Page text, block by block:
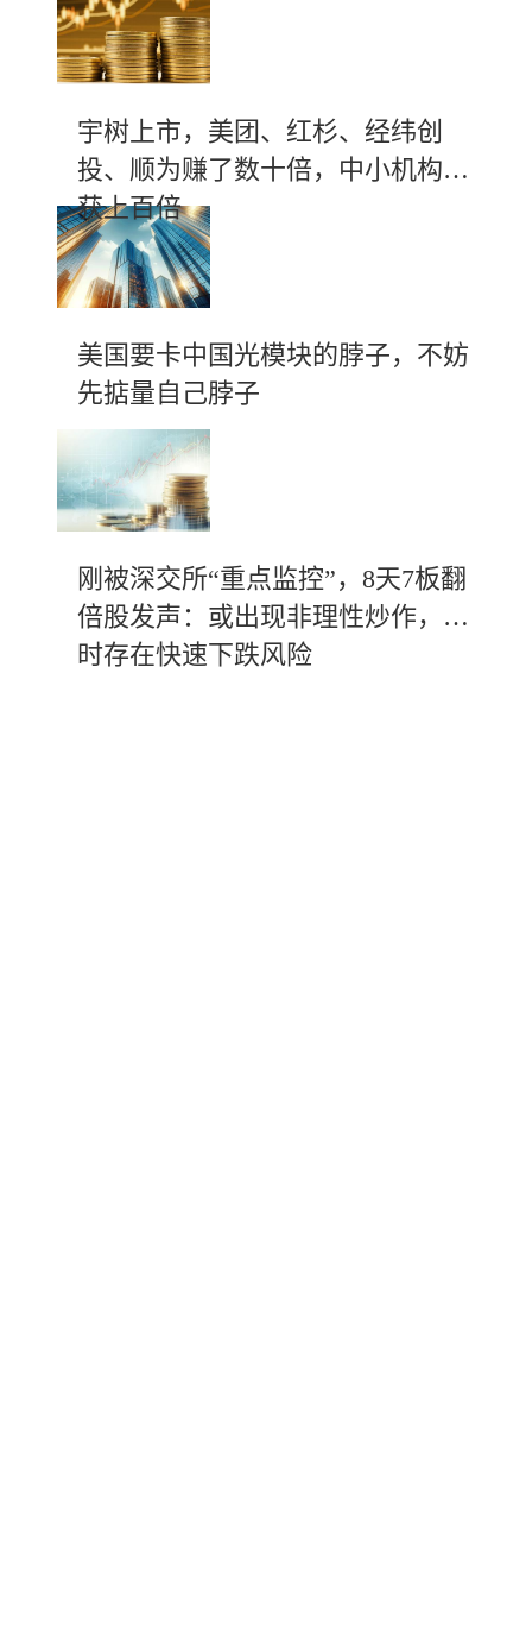
宇树上市，美团、红杉、经纬创
投、顺为赚了数十倍，中小机构斩
获上百倍
美国要卡中国光模块的脖子，不妨
先掂量自己脖子
刚被深交所“重点监控”，8天7板翻
倍股发声：或出现非理性炒作，随
时存在快速下跌风险